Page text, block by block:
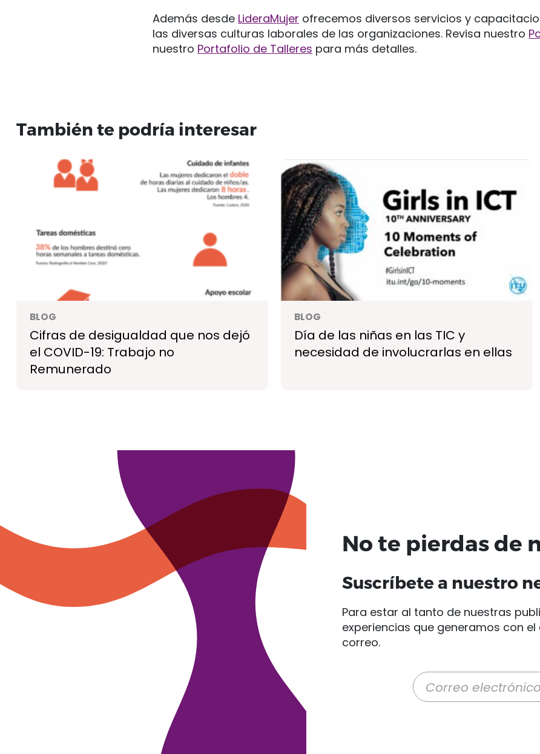
Además desde LideraMujer ofrecemos diversos servicios y
las diversas culturas laborales de las organizaciones. Revisa nuestro
nuestro Portafolio de Talleres para más detalles.
También te podría interesar
BLOG
Cifras de desigualdad que nos dejó
el COVID-19: Trabajo no
Remunerado
BLOG
Día de las niñas en las TIC y
necesidad de involucrarlas en ellas
No te pierdas de
Suscríbete a nuestro
Para estar al tanto de nuestras
experiencias que generamos con
correo.
Correo electrónico